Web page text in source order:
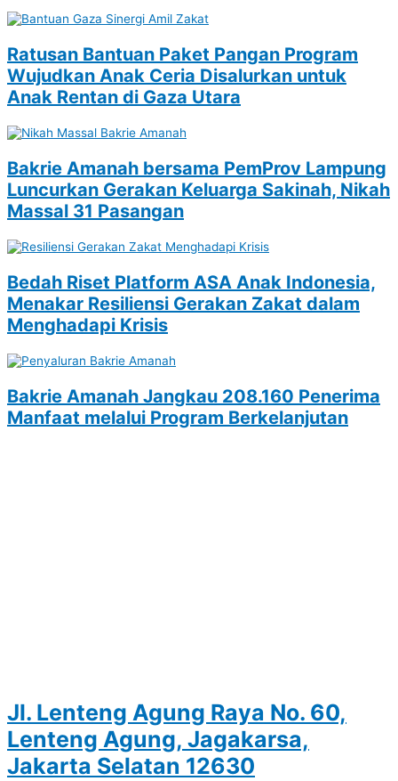
Ratusan Bantuan Paket Pangan Program
Wujudkan Anak Ceria Disalurkan untuk
Anak Rentan di Gaza Utara
Bakrie Amanah bersama PemProv Lampung
Luncurkan Gerakan Keluarga Sakinah, Nikah
Massal 31 Pasangan
Bedah Riset Platform ASA Anak Indonesia,
Menakar Resiliensi Gerakan Zakat dalam
Menghadapi Krisis
Bakrie Amanah Jangkau 208.160 Penerima
Manfaat melalui Program Berkelanjutan
Jl. Lenteng Agung Raya No. 60,
Lenteng Agung, Jagakarsa,
Jakarta Selatan 12630